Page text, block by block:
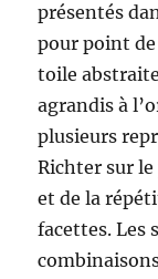
présentés
pour point
toile
agrandis à
plusieurs
Richter sur
et de la
facettes. Les